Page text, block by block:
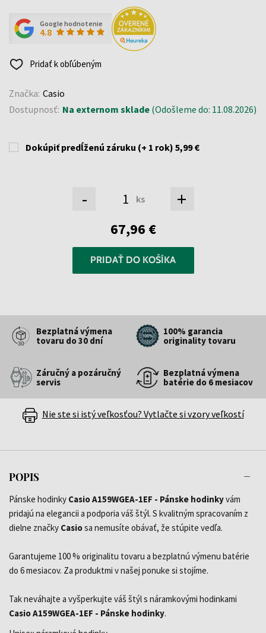
Google hodnotenie
4.8
Pridať k obľúbeným
Značka: Casio
Dostupnosť: Na externom sklade (Odošleme do: 11.08.2026)
Dokúpiť predĺženú záruku (+ 1 rok) 5,99 €
- ks +
67,96 €
PRIDAŤ DO KOŠÍKA
Bezplatná výmena
tovaru do 30 dní
100% garancia
originality tovaru
Záručný a pozáručný
servis
Bezplatná výmena
batérie do 6 mesiacov
Nie ste si istý veľkosťou? Vytlačte si vzory veľkostí
POPIS
Pánske hodinky Casio A159WGEA-1EF - Pánske hodinkyvám
pridajú na elegancii a podporia váš štýl. S kvalitným spracovaním z
dielne značky Casiosa nemusíte obávať, že stúpite vedľa.
Garantujeme 100 % originalitu tovaru a bezplatnú výmenu batérie
do 6 mesiacov. Za produktmi v našej ponuke si stojíme.
Tak neváhajte a vyšperkujte váš štýl s náramkovými hodinkami
Casio A159WGEA-1EF - Pánske hodinky.